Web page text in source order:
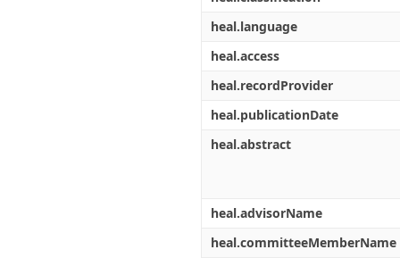
heal.language
heal.access
heal.recordProvider
heal.publicationDate
heal.abstract
heal.advisorName
heal.committeeMemberName